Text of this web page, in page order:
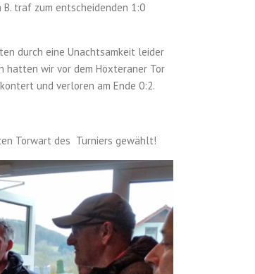
traf zum entscheidenden 1:0
durch eine Unachtsamkeit leider
hatten wir vor dem Höxteraner Tor
und verloren am Ende 0:2.
Torwart des Turniers gewählt!